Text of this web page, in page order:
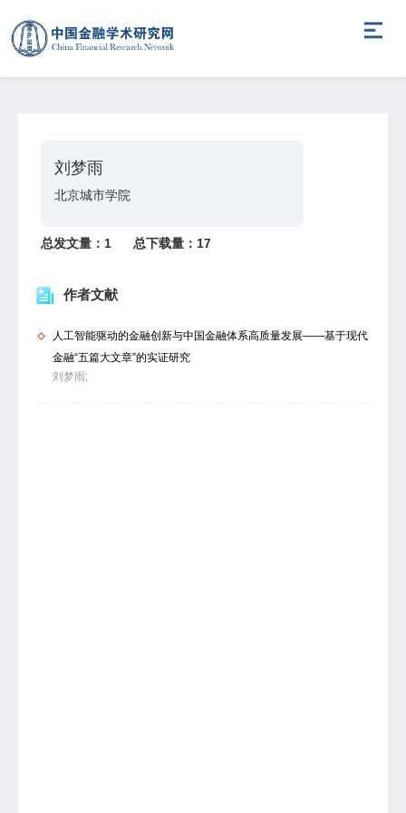
刘梦雨
北京城市学院
总发文量： 1 总下载量： 17
作者文献
人工智能驱动的金融创新与中国金融体系高质量发展——基于现代
金融“五篇大文章”的实证研究
刘梦雨;